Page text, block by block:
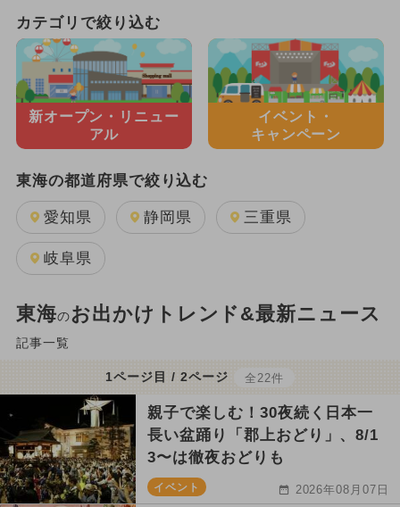
カテゴリで絞り込む
新オープン・ リニュー
アル
イベント・
キャンペーン
東海の都道府県で絞り込む
愛知県 静岡県 三重県
岐阜県
東海のお出かけトレンド&最新ニュース
記事一覧
1ページ目 / 2ページ 全22件
親子で楽しむ！30夜続く日本一
長い盆踊り「郡上おどり」、8/1
3〜は徹夜おどりも
イベント 2026年08月07日